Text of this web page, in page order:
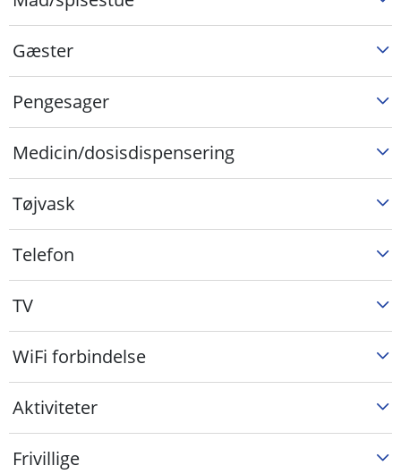
Gæster
Pengesager
Medicin/dosisdispensering
Tøjvask
Telefon
TV
WiFi forbindelse
Aktiviteter
Frivillige